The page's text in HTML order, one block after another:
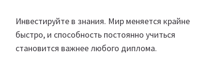
Инвестируйте в знания. Мир меняется крайне
быстро, и способность постоянно учиться
становится важнее любого диплома.